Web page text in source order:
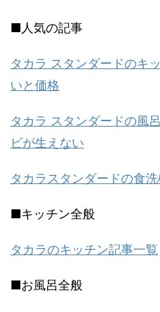
■人気の記事
タカラ スタンダードのキ
いと価格
タカラ スタンダードの風
ビが生えない
タカラスタンダードの食
■キッチン全般
タカラのキッチン記事一覧
■お風呂全般